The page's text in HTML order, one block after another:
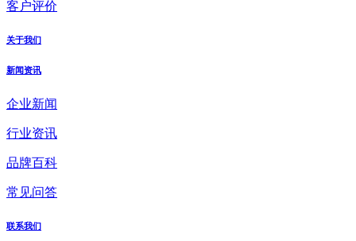
客户评价
关于我们
新闻资讯
企业新闻
行业资讯
品牌百科
常见问答
联系我们